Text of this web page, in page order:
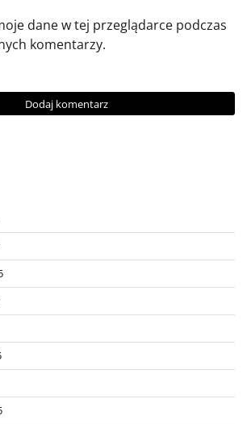
dane w tej przeglądarce podczas
komentarzy.